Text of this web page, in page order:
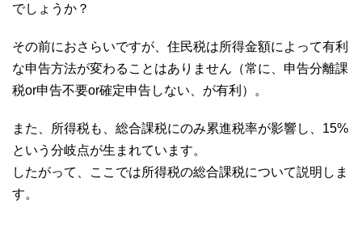
でしょうか？
その前におさらいですが、住民税は所得金額によって有利
な申告方法が変わることはありません（常に、申告分離課
税or申告不要or確定申告しない、が有利）。
また、所得税も、総合課税にのみ累進税率が影響し、15%
という分岐点が生まれています。
したがって、ここでは所得税の総合課税について説明しま
す。